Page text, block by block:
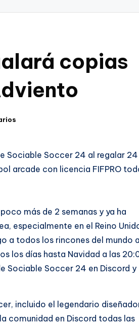
copias
Sociable Soccer 24 al regalar 24
arcade con licencia FIFPRO
más de 2 semanas y ya ha
especialmente en el Reino
a todos los rincones del mundo al
los días hasta Navidad a las
Sociable Soccer 24 en Discord y
incluido el legendario
comunidad en Discord todas las